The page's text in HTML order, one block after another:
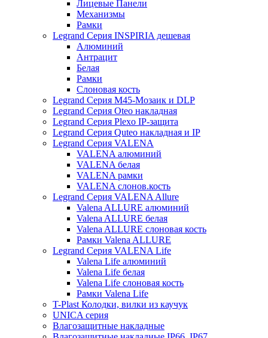
Лицевые Панели
Механизмы
Рамки
Legrand Серия INSPIRIA дешевая
Алюминий
Антрацит
Белая
Рамки
Слоновая кость
Legrand Серия M45-Мозаик и DLP
Legrand Серия Oteo накладная
Legrand Серия Plexo IP-защита
Legrand Серия Quteo накладная и IP
Legrand Серия VALENA
VALENA алюминий
VALENA белая
VALENA рамки
VALENA слонов.кость
Legrand Серия VALENA Allure
Valena ALLURE алюминий
Valena ALLURE белая
Valena ALLURE слоновая кость
Рамки Valena ALLURE
Legrand Серия VALENA Life
Valena Life алюминий
Valena Life белая
Valena Life слоновая кость
Рамки Valena Life
T-Plast Колодки, вилки из каучук
UNICA серия
Влагозащитные накладные